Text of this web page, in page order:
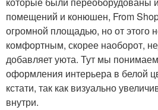
помещений и конюшен, From
огромной площадью, но от этого
комфортным, скорее наоборот,
добавляет уюта. Тут мы
оформления интерьера в белой
кстати, так как визуально
внутри.